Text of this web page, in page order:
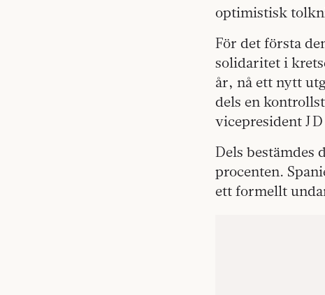
optimistisk
För det första
solidaritet i
år, nå ett nytt
dels en
vicepresident J
Dels bestämdes
procenten.
ett formellt